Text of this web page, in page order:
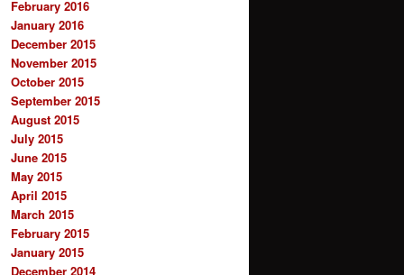
February 2016
January 2016
December 2015
November 2015
October 2015
September 2015
August 2015
July 2015
June 2015
May 2015
April 2015
March 2015
February 2015
January 2015
December 2014